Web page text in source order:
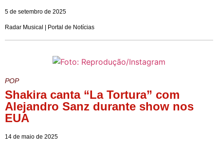
5 de setembro de 2025
Radar Musical | Portal de Notícias
POP
Shakira canta “La Tortura” com
Alejandro Sanz durante show nos
EUA
14 de maio de 2025